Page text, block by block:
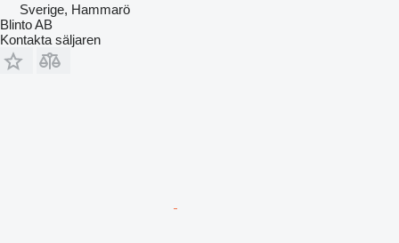
Sverige, Hammarö
Blinto AB
Kontakta säljaren